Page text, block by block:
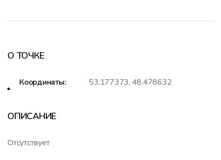
О ТОЧКЕ
Координаты: 53.177373, 48.478632
ОПИСАНИЕ
Отсутствует